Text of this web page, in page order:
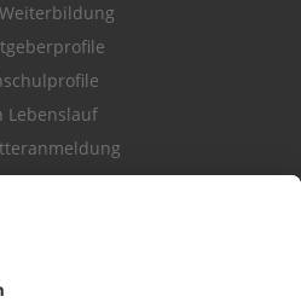
Lebenslauf
den Stellenkatalog